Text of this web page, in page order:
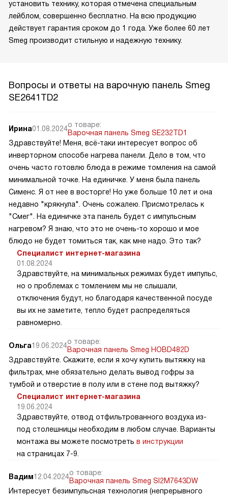
установить технику, которая отмечена специальным
лейблом, совершенно бесплатно. На всю продукцию
действует гарантия сроком до 1 года. Уже более 60 лет
Smeg производит стильную и надежную технику.
Вопросы и ответы на варочную панель Smeg
SE2641TD2
Ирина01.08.2024о товаре:
Варочная панель Smeg SE232TD1
Здравствуйте! Меня, всё-таки интересует вопрос об
инверторном способе нагрева панели. Дело в том, что
очень часто готовлю блюда в режиме томления на самой
минимальной точке. На единичке. У меня была панель
Сименс. Я от нее в восторге! Но уже больше 10 лет и она
недавно "крякнула". Очень сожалею. Присмотрелась к
"Смег". На единичке эта панель будет с импульсным
нагревом? Я знаю, что это не очень-то хорошо и мое
блюдо не будет томиться так, как мне надо. Это так?
Специалист интернет-магазина
01.08.2024
Здравствуйте, на минимальных режимах будет импульс,
но о проблемах с томлением мы не слышали,
отключения будут, но благодаря качественной посуде
вы их не заметите, тепло будет распределяться
равномерно.
Ольга19.06.2024о товаре:
Варочная панель Smeg HOBD482D
Здравствуйте. Скажите, если я хочу купить вытяжку на
фильтрах, мне обязательно делать вывод гофры за
тумбой и отверстие в полу или в стене под вытяжку?
Специалист интернет-магазина
19.06.2024
Здравствуйте, отвод отфильтрованного воздуха из-
под столешницы необходим в любом случае. Варианты
монтажа вы можете посмотреть в инструкции
на страницах 7-9.
Вадим12.04.2024о товаре:
Варочная панель Smeg SI2M7643DW
Интересует безимпульсная технология (непрерывного